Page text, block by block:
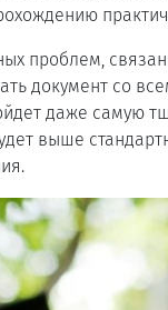
проблем,
документ со
даже самую
выше